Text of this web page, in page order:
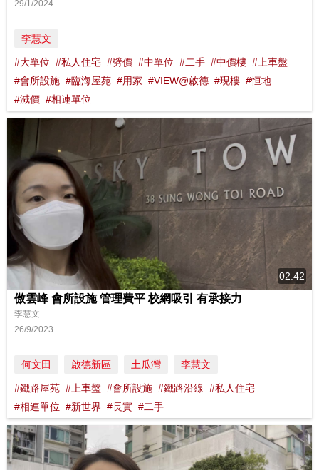
29/1/2024
李慧文
#大單位 #私人住宅 #劈價 #中單位 #二手 #中價樓 #上車盤
#會所設施 #臨海屋苑 #用家 #VIEW@啟德 #現樓 #恒地
#減價 #相連單位
02:42
傲雲峰 會所設施 管理費平 校網吸引 有承接力
李慧文
26/9/2023
何文田 啟德新區 土瓜灣 李慧文
#鐵路屋苑 #上車盤 #會所設施 #鐵路沿線 #私人住宅
#相連單位 #新世界 #長實 #二手